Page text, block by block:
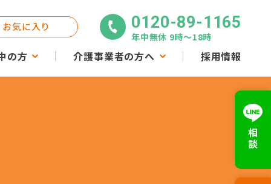
の方 介護事業者の方へ 採用情報
お気に入り 0120-89-1165
年中無休 9時〜18時
相談